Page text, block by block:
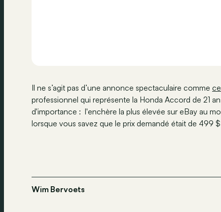
Il ne s’agit pas d’une annonce spectaculaire comme
professionnel qui représente la Honda Accord de 21
d'importance : l'enchère la plus élevée sur eBay au
lorsque vous savez que le prix demandé était de 499
Wim Bervoets